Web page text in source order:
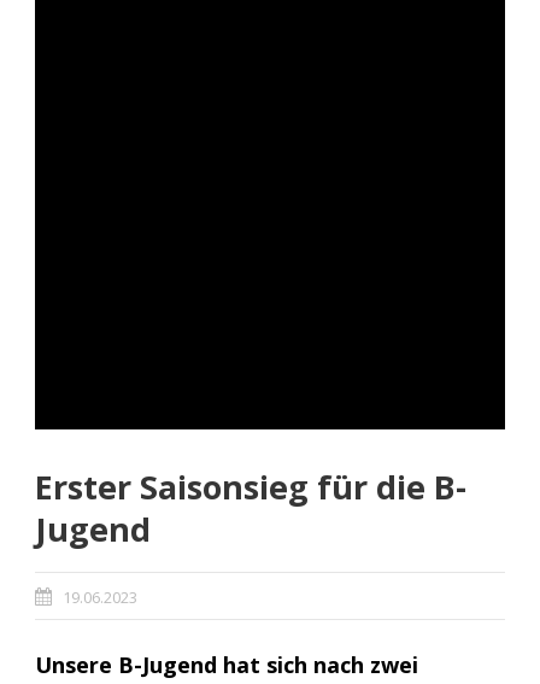
Erster Saisonsieg für die B-
Jugend
19.06.2023
Unsere B-Jugend hat sich nach zwei